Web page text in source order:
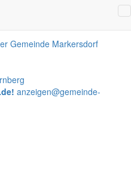
anzeigen@gemeinde-